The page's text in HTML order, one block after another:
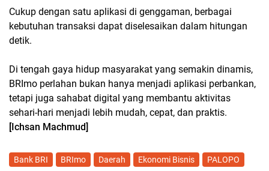
Cukup dengan satu aplikasi di genggaman, berbagai
kebutuhan transaksi dapat diselesaikan dalam hitungan
detik.
Di tengah gaya hidup masyarakat yang semakin dinamis,
BRImo perlahan bukan hanya menjadi aplikasi perbankan,
tetapi juga sahabat digital yang membantu aktivitas
sehari-hari menjadi lebih mudah, cepat, dan praktis.
[Ichsan Machmud]
Bank BRI BRImo Daerah Ekonomi Bisnis PALOPO